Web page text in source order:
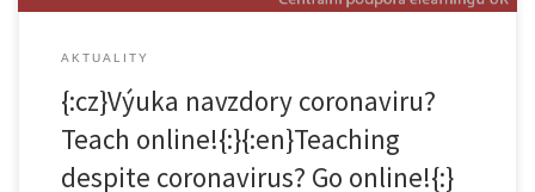
AKTUALITY
{:cz}Výuka navzdory coronaviru?
Teach online!{:}{:en}Teaching
despite coronavirus? Go online!{:}